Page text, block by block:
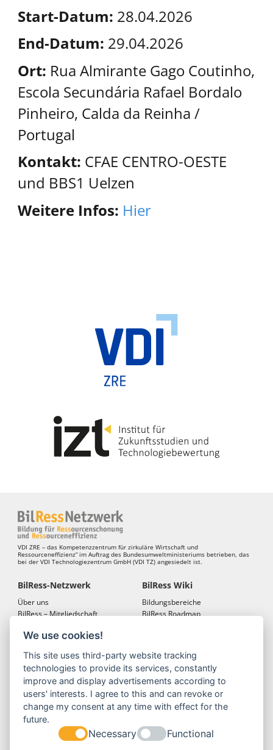
Start-Datum: 28.04.2026
End-Datum: 29.04.2026
Ort: Rua Almirante Gago Coutinho,
Escola Secundária Rafael Bordalo
Pinheiro, Calda da Reinha /
Portugal
Kontakt: CFAE CENTRO-OESTE
und BBS1 Uelzen
Weitere Infos: Hier
We use cookies!
This site uses third-party website tracking
technologies to provide its services, constantly
improve and display advertisements according to
users' interests. I agree to this and can revoke or
change my consent at any time with effect for the
future.
Necessary Functional
VDI ZRE – das Kompetenzzentrum für zirkuläre Wirtschaft und
Ressourceneffizienz“ im Auftrag des Bundesumweltministeriums betrieben, das
bei der VDI Technologiezentrum GmbH (VDI TZ) angesiedelt ist.
BilRess-Netzwerk
Über uns
BilRess – Mitgliedschaft
BilRess Wiki
Bildungsbereiche
BilRess Roadmap
BilRess Module
Jugend forscht
Reallabor
Lernspiele
Außerschulische
Ressourcenbildung
Berufliche Bildung
Projekte
BilRess-Projekt
LehrRess
RessKoRo
BilRess II
BilRess III